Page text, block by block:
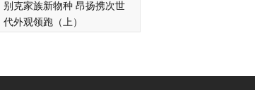
别克家族新物种 昂扬携次世
代外观领跑（上）